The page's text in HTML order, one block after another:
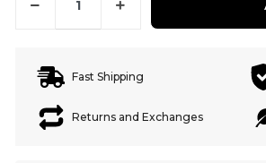
Fast Shipping
Returns and Exchanges